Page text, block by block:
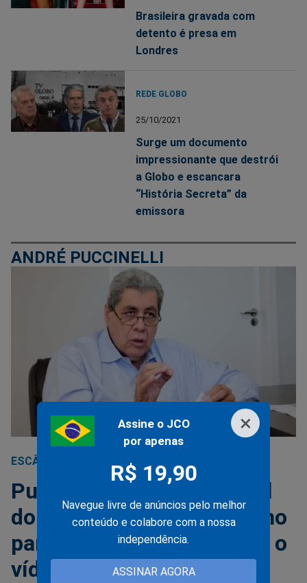
×
Assine o JCO
por apenas
R$ 19,90
Navegue livre de anúncios pelo melhor
conteúdo e colabore com a nossa
independência.
ASSINAR AGORA
Brasileira gravada com
detento é presa em
Londres
REDE GLOBO
25/10/2021
Surge um documento
impressionante que destrói
a Globo e escancara
“História Secreta” da
emissora
ANDRÉ PUCCINELLI
ESCÂNDALO 20/05/2017
Puccinelli usou nota fiscal
do instituto jurídico do filho
para receber propina (veja o
vídeo)